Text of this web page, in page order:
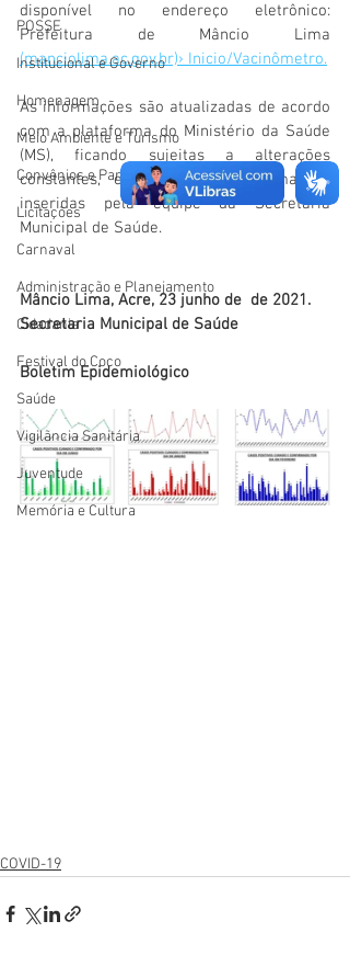
POSSE
Institucional e Governo
Homenagem
Meio Ambiente e Turismo
Convênios e Parcerias
Licitações
Carnaval
Administração e Planejamento
Cidadania
Festival do Coco
Saúde
Vigilãncia Sanitária
Juventude
Memória e Cultura
disponível no endereço eletrônico:
(manciolima.ac.gov.br)› Inicio/Vacinômetro.
As informações são atualizadas de acordo
com a plataforma do Ministério da Saúde
(MS), ficando sujeitas a alterações
constantes, em razão das informações
inseridas pela equipe da Secretaria
Municipal de Saúde.
Mâncio Lima, Acre, 23 junho de  de 2021.
Secretaria Municipal de Saúde
Boletim Epidemiológico
COVID-19